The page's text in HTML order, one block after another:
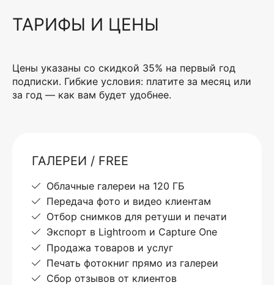
ТАРИФЫ И ЦЕНЫ
Цены указаны со скидкой 35% на первый год
подписки. Гибкие условия: платите за месяц или
за год — как вам будет удобнее.
ГАЛЕРЕИ / FREE
Облачные галереи на 120 ГБ
Передача фото и видео клиентам
Отбор снимков для ретуши и печати
Экспорт в Lightroom и Capture One
Продажа товаров и услуг
Печать фотокниг прямо из галереи
Сбор отзывов от клиентов